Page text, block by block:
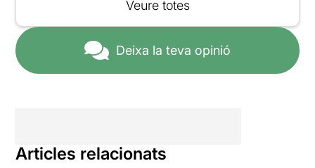
dinar que mentre es fan els
Veure totes
Deixa la teva opinió
Articles relacionats